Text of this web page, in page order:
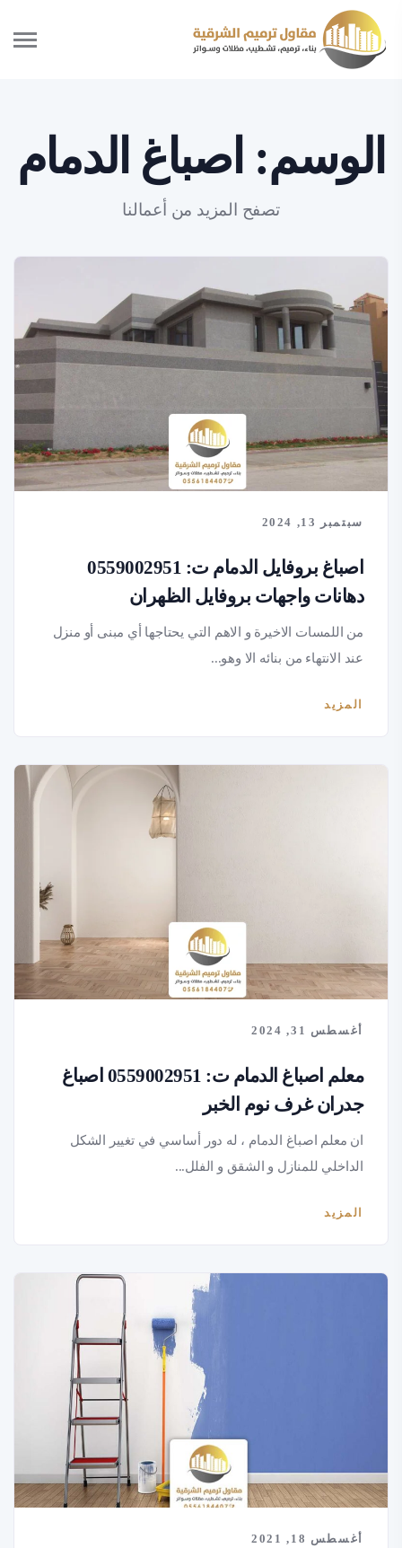
الوسم: اصباغ الدمام
تصفح المزيد من أعمالنا
سبتمبر 13, 2024
اصباغ بروفايل الدمام ت: 0559002951
دهانات واجهات بروفايل الظهران
من اللمسات الاخيرة و الاهم التي يحتاجها أي مبنى أو منزل
عند الانتهاء من بنائه الا وهو...
المزيد
أغسطس 31, 2024
معلم اصباغ الدمام ت: 0559002951 اصباغ
جدران غرف نوم الخبر
ان معلم اصباغ الدمام ، له دور أساسي في تغيير الشكل
الداخلي للمنازل و الشقق و الفلل...
المزيد
أغسطس 18, 2021